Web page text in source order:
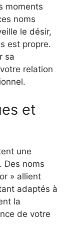
moments
noms
le désir,
est propre.
sa
relation
et
une
Des noms
» allient
adaptés à
la
de votre